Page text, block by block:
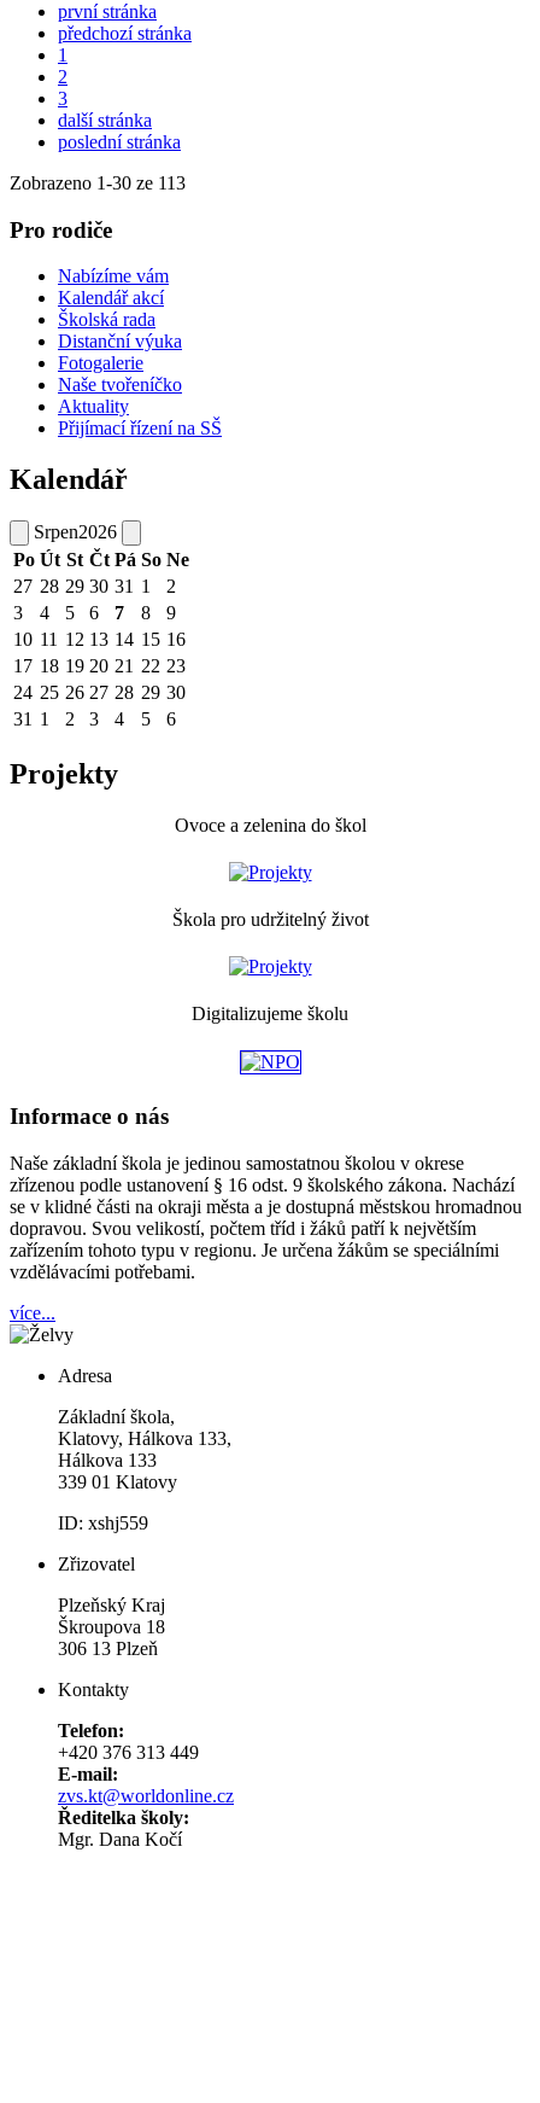
první stránka
předchozí stránka
1
2
3
další stránka
poslední stránka
Zobrazeno 1-30 ze 113
Pro rodiče
Nabízíme vám
Kalendář akcí
Školská rada
Distanční výuka
Fotogalerie
Naše tvořeníčko
Aktuality
Přijímací řízení na SŠ
Kalendář
Srpen2026
Po Út St Čt Pá So Ne
27 28 29 30 31 1
2
3
4 5 6 7 8
9
10 11 12 13 14 15 16
17 18 19 20 21 22 23
24 25 26 27 28 29 30
31 1 2 3 4 5 6
Projekty
Ovoce a zelenina do škol
Škola pro udržitelný život
Digitalizujeme školu
Informace o nás
Naše základní škola je jedinou samostatnou školou v okrese
zřízenou podle ustanovení § 16 odst. 9 školského zákona. Nachází
se v klidné části na okraji města a je dostupná městskou hromadnou
dopravou. Svou velikostí, počtem tříd i žáků patří k největším
zařízením tohoto typu v regionu. Je určena žákům se speciálními
vzdělávacími potřebami.
více...
Adresa
Základní škola,
Klatovy, Hálkova 133,
Hálkova 133
339 01 Klatovy
ID: xshj559
Zřizovatel
Plzeňský Kraj
Škroupova 18
306 13 Plzeň
Kontakty
Telefon:
+420 376 313 449
E-mail:
zvs.kt@worldonline.cz
Ředitelka školy:
Mgr. Dana Kočí